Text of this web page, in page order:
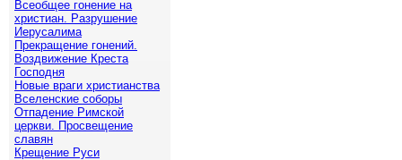
Всеобщее гонение на
христиан. Разрушение
Иерусалима
Прекращение гонений.
Воздвижение Креста
Господня
Новые враги христианства
Вселенские соборы
Отпадение Римской
церкви. Просвещение
славян
Крещение Руси